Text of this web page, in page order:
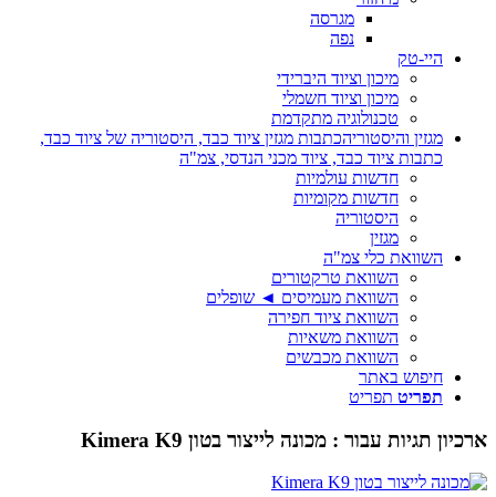
מגרסה
נפה
היי-טק
מיכון וציוד היברידי
מיכון וציוד חשמלי
טכנולוגיה מתקדמת
מגזין והיסטוריהכתבות מגזין ציוד כבד, היסטוריה של ציוד כבד,
כתבות ציוד כבד, ציוד מכני הנדסי, צמ"ה
חדשות עולמיות
חדשות מקומיות
היסטוריה
מגזין
השוואת כלי צמ"ה
השוואת טרקטורים
השוואת מעמיסים ◄ שופלים
השוואת ציוד חפירה
השוואת משאיות
השוואת מכבשים
חיפוש באתר
תפריט תפריט
ארכיון תגיות עבור : מכונה לייצור בטון Kimera K9